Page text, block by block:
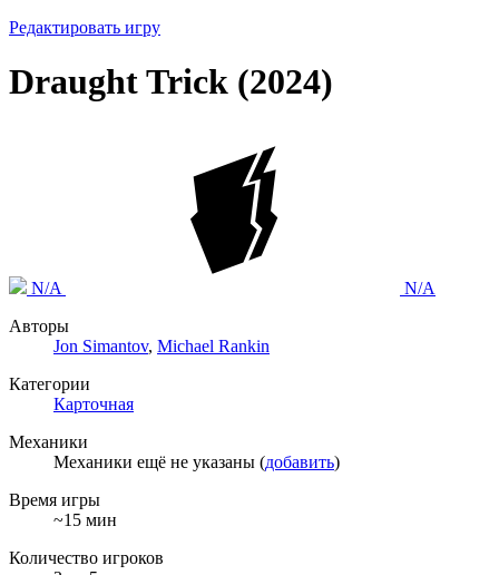
Редактировать игру
Draught Trick (2024)
N/A
N/A
Авторы
Jon Simantov, Michael Rankin
Категории
Карточная
Механики
Механики ещё не указаны (добавить)
Время игры
~15 мин
Количество игроков